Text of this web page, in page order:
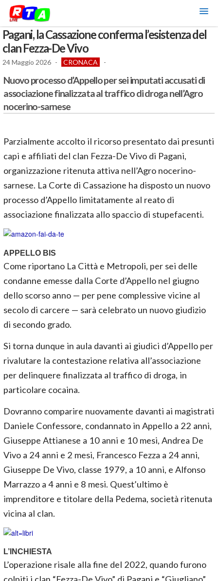
Pagani, la Cassazione conferma l’esistenza del
clan Fezza-De Vivo
24 Maggio 2026 - CRONACA -
Nuovo processo d’Appello per sei imputati accusati di
associazione finalizzata al traffico di droga nell’Agro
nocerino-sarnese
Parzialmente accolto il ricorso presentato dai presunti
capi e affiliati del clan Fezza-De Vivo di Pagani,
organizzazione ritenuta attiva nell’Agro nocerino-
sarnese. La Corte di Cassazione ha disposto un nuovo
processo d’Appello limitatamente al reato di
associazione finalizzata allo spaccio di stupefacenti.
APPELLO BIS
Come riportano La Città e Metropoli, per sei delle
condanne emesse dalla Corte d’Appello nel giugno
dello scorso anno — per pene complessive vicine al
secolo di carcere — sarà celebrato un nuovo giudizio
di secondo grado.
Si torna dunque in aula davanti ai giudici d’Appello per
rivalutare la contestazione relativa all’associazione
per delinquere finalizzata al traffico di droga, in
particolare cocaina.
Dovranno comparire nuovamente davanti ai magistrati
Daniele Confessore, condannato in Appello a 22 anni,
Giuseppe Attianese a 10 anni e 10 mesi, Andrea De
Vivo a 24 anni e 2 mesi, Francesco Fezza a 24 anni,
Giuseppe De Vivo, classe 1979, a 10 anni, e Alfonso
Marrazzo a 4 anni e 8 mesi. Quest’ultimo è
imprenditore e titolare della Pedema, società ritenuta
vicina al clan.
L’INCHIESTA
L’operazione risale alla fine del 2022, quando furono